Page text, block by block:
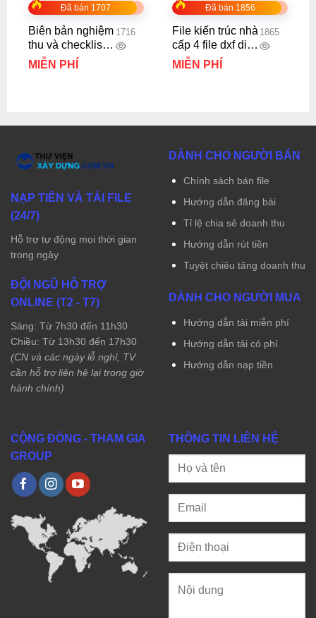
Đã bán 1707
Biên bản nghiệm
thu và checklist
dự án Vinhome
1716
MIỄN PHÍ
Đã bán 1856
File kiến trúc nhà
cấp 4 file dxf diện
tích 8x12m
1865
MIỄN PHÍ
NẠP TIỀN VÀ TẢI FILE
(24/7)
Hỗ trợ tự động mọi thời gian
trong ngày
ĐỘI NGŨ HỖ TRỢ
ONLINE (T2 - T7)
Sáng: Từ 7h30 đến 11h30
Chiều: Từ 13h30 đến 17h30
(CN và các ngày lễ nghỉ, TV
cần hỗ trợ liên hệ lại trong giờ
hành chính)
DÀNH CHO NGƯỜI BÁN
Chính sách bán file
Hướng dẫn đăng bài
Tỉ lệ chia sẻ doanh thu
Hướng dẫn rút tiền
Tuyệt chiêu tăng doanh thu
DÀNH CHO NGƯỜI MUA
Hướng dẫn tải miễn phí
Hướng dẫn tải có phí
Hướng dẫn nạp tiền
CỘNG ĐỒNG - THAM GIA
GROUP
THÔNG TIN LIÊN HỆ